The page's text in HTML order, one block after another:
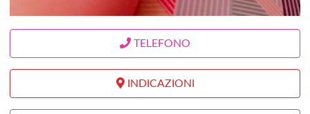
TELEFONO
INDICAZIONI